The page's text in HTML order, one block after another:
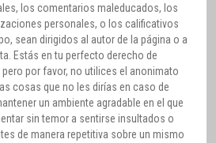
los comentarios maleducados, los
personales, o los calificativos
sean dirigidos al autor de la página o a
Estás en tu perfecto derecho de
por favor, no utilices el anonimato
cosas que no les dirías en caso de
un ambiente agradable en el que
sin temor a sentirse insultados o
de manera repetitiva sobre un mismo